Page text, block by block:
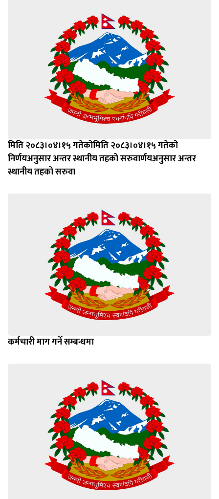
मिति २०८३।०४।१५ गतेकोमिति २०८३।०४।१५ गतेको
निर्णयअनुसार अन्तर स्थानीय तहको सरुवार्णयअनुसार अन्तर
स्थानीय तहको सरुवा
कर्मचारी माग गर्ने सम्बन्धमा